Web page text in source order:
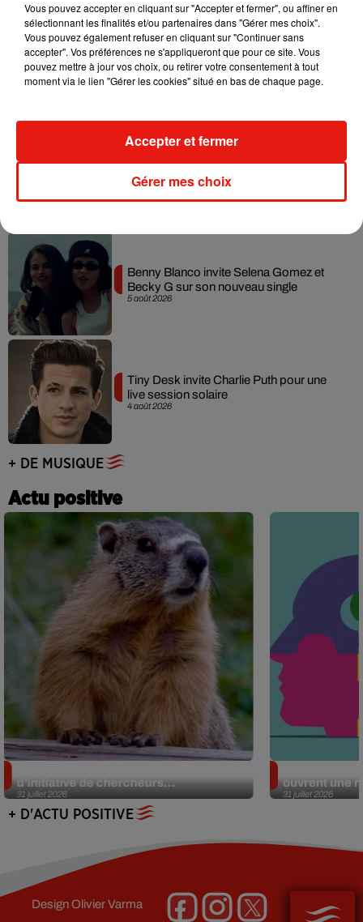
7 août 2026
Tayc et Didi B dévoilent le single le plus
dansant de l’année
Angèle et Amélie Lens dévoilent leur
collaboration tant attendue
5 août 2026
Benny Blanco invite Selena Gomez et
Becky G sur son nouveau single
4 août 2026
Tiny Desk invite Charlie Puth pour une
live session solaire
+ DE MUSIQUE
Actu positive
31 juillet 2026
d’initiative de chercheurs...
31 juillet 2026
ouvrent une
+ D'ACTU POSITIVE
DesignOlivier Varma
Vous pouvez accepter en cliquant sur "Accepter et fermer", ou affiner en
sélectionnant les finalités et/ou partenaires dans "Gérer mes choix".
Vous pouvez également refuser en cliquant sur "Continuer sans
accepter". Vos préférences ne s'appliqueront que pour ce site. Vous
pouvez mettre à jour vos choix, ou retirer votre consentement à tout
moment via le lien "Gérer les cookies" situé en bas de chaque page.
Gérer mes choix
Accepter et fermer